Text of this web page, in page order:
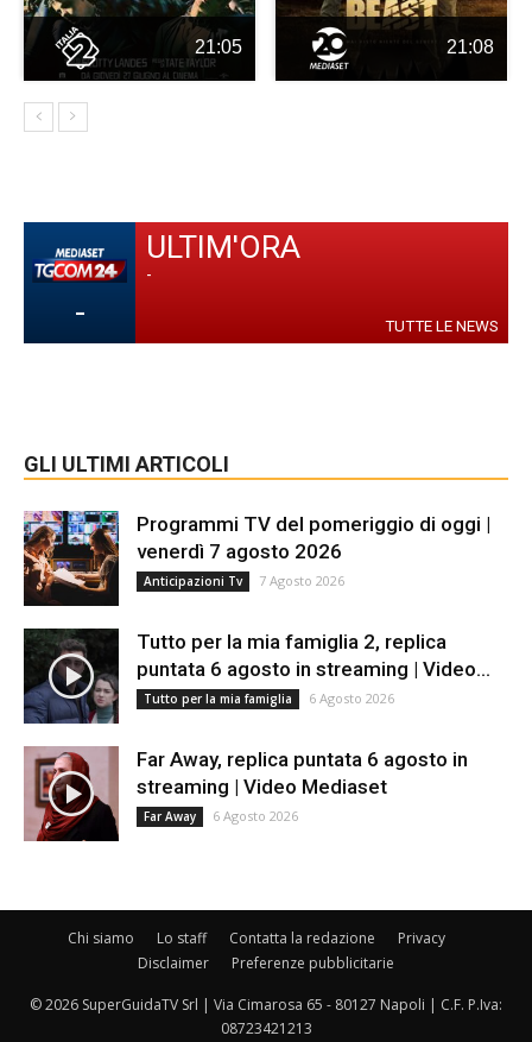
21:05 21:08
-
ULTIM'ORA
-
TUTTE LE NEWS
GLI ULTIMI ARTICOLI
Programmi TV del pomeriggio di oggi |
venerdì 7 agosto 2026
Anticipazioni Tv 7 Agosto 2026
Tutto per la mia famiglia 2, replica
puntata 6 agosto in streaming | Video...
Tutto per la mia famiglia 6 Agosto 2026
Far Away, replica puntata 6 agosto in
streaming | Video Mediaset
Far Away 6 Agosto 2026
Chi siamo Lo staff Contatta la redazione
Privacy
Disclaimer
Preferenze pubblicitarie
© 2026 SuperGuidaTV Srl | Via Cimarosa 65 - 80127 Napoli | C.F. P.Iva:
08723421213